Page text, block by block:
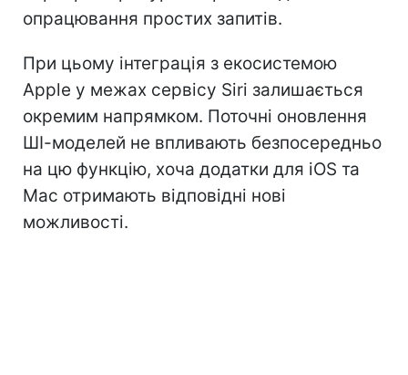
опрацювання простих запитів.
При цьому інтеграція з екосистемою
Apple у межах сервісу Siri залишається
окремим напрямком. Поточні оновлення
ШІ-моделей не впливають безпосередньо
на цю функцію, хоча додатки для iOS та
Mac отримають відповідні нові
можливості.